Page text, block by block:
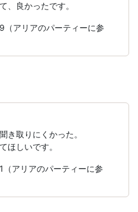
、良かったです。
アリアのパーティーに参
き取りにくかった。
ほしいです。
アリアのパーティーに参